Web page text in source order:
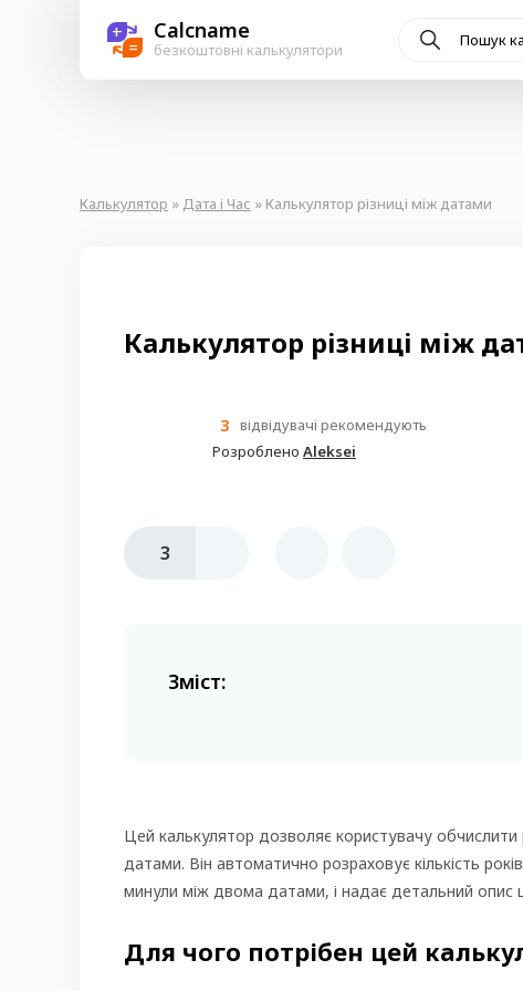
+
=
Calcname
безкоштовні калькулятори
Калькулятор » Дата і Час » Калькулятор різниці між датами
Калькулятор різниці між
3 відвідувачі рекомендують
Розроблено Aleksei
3
Зміст:
Цей калькулятор дозволяє користувачу
датами. Він автоматично розраховує кількість
минули між двома датами, і надає детальний опис
Для чого потрібен цей